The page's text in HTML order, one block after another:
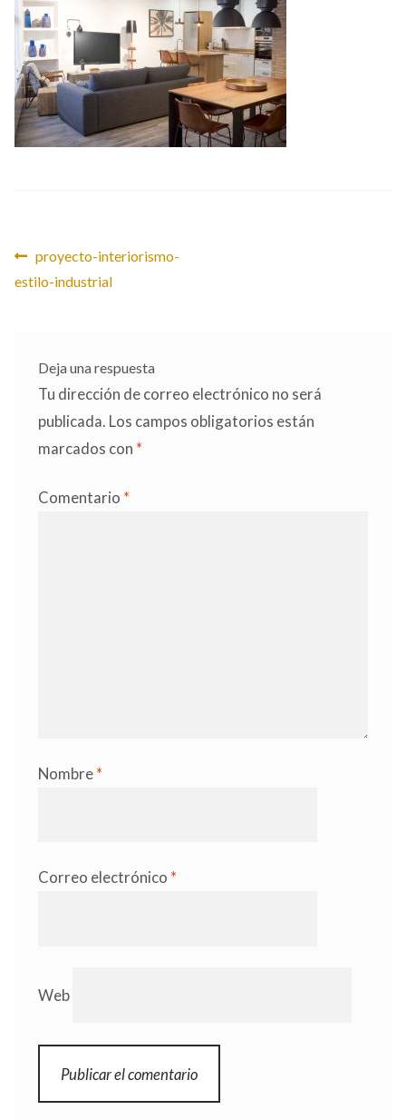
CONTACTO
Navegación
de
Anterior:
proyecto-interiorismo-
estilo-industrial
Deja una respuesta
Tu dirección de correo electrónico no será
publicada. Los campos obligatorios están
marcados con *
Comentario *
Nombre*
Correo electrónico *
Web